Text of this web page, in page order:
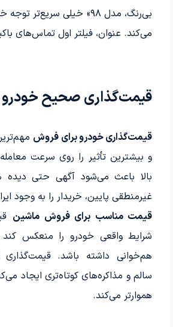
بی‌رنگ، مدل ۹۸» خیلی سریع‌تر
می‌کند. عنوان، فیلتر اول تماس‌های
قیمت‌گذاری صحیح
قیمت‌گذاری خودرو برای فروش
و بیشترین تأثیر را روی سرعت
بالا باعث می‌شود آگهی حتی
غیرمنطقی پایین، خریدار را به وجود
قیمت مناسب برای فروش ماشین
شرایط واقعی خودرو را منعکس کند
هم‌خوانی داشته باشد.
سالم و مذاکره‌های کوتاه‌تری ایجاد
هموارتر می‌کند.